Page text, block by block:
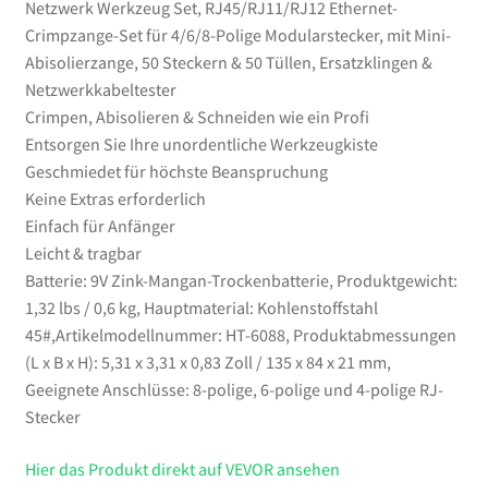
Ersatzklingen
&
Netzwerkkabeltester
Menge
Netzwerk Werkzeug Set, RJ45/RJ11/RJ12 Ethernet-
Crimpzange-Set für 4/6/8-Polige Modularstecker, mit Mini-
Abisolierzange, 50 Steckern & 50 Tüllen, Ersatzklingen &
Netzwerkkabeltester
Crimpen, Abisolieren & Schneiden wie ein Profi
Entsorgen Sie Ihre unordentliche Werkzeugkiste
Geschmiedet für höchste Beanspruchung
Keine Extras erforderlich
Einfach für Anfänger
Leicht & tragbar
Batterie: 9V Zink-Mangan-Trockenbatterie, Produktgewicht:
1,32 lbs / 0,6 kg, Hauptmaterial: Kohlenstoffstahl
45#,Artikelmodellnummer: HT-6088, Produktabmessungen
(L x B x H): 5,31 x 3,31 x 0,83 Zoll / 135 x 84 x 21 mm,
Geeignete Anschlüsse: 8-polige, 6-polige und 4-polige RJ-
Stecker
Hier das Produkt direkt auf VEVOR ansehen